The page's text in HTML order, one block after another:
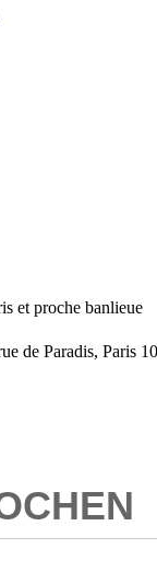
et proche banlieue
de Paradis, Paris 10